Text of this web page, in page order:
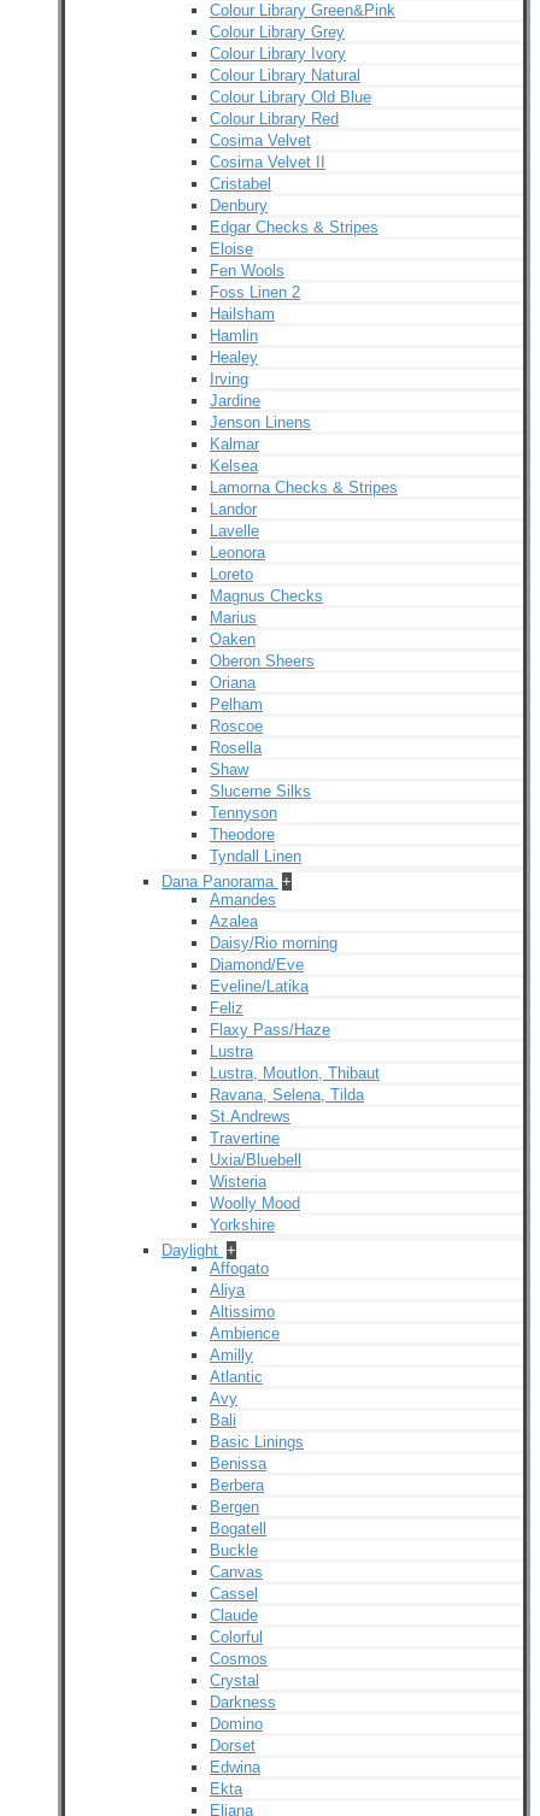
Colour Library Green&Pink
Colour Library Grey
Colour Library Ivory
Colour Library Natural
Colour Library Old Blue
Colour Library Red
Cosima Velvet
Cosima Velvet II
Cristabel
Denbury
Edgar Checks & Stripes
Eloise
Fen Wools
Foss Linen 2
Hailsham
Hamlin
Healey
Irving
Jardine
Jenson Linens
Kalmar
Kelsea
Lamorna Checks & Stripes
Landor
Lavelle
Leonora
Loreto
Magnus Checks
Marius
Oaken
Oberon Sheers
Oriana
Pelham
Roscoe
Rosella
Shaw
Slucerne Silks
Tennyson
Theodore
Tyndall Linen
Dana Panorama +
Amandes
Azalea
Daisy/Rio morning
Diamond/Eve
Eveline/Latika
Feliz
Flaxy Pass/Haze
Lustra
Lustra, Moutlon, Thibaut
Ravana, Selena, Tilda
St.Andrews
Travertine
Uxia/Bluebell
Wisteria
Woolly Mood
Yorkshire
Daylight +
Affogato
Aliya
Altissimo
Ambience
Amilly
Atlantic
Avy
Bali
Basic Linings
Benissa
Berbera
Bergen
Bogatell
Buckle
Canvas
Cassel
Claude
Colorful
Cosmos
Crystal
Darkness
Domino
Dorset
Edwina
Ekta
Eliana